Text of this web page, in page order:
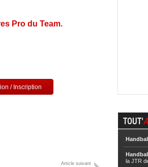
Pro du Team.
/ Inscription
Article suivant
TOUT'
la JTR